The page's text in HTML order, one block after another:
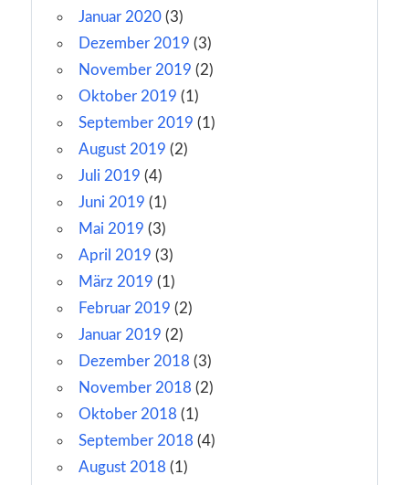
Januar 2020 (3)
Dezember 2019 (3)
November 2019 (2)
Oktober 2019 (1)
September 2019 (1)
August 2019 (2)
Juli 2019 (4)
Juni 2019 (1)
Mai 2019 (3)
April 2019 (3)
März 2019 (1)
Februar 2019 (2)
Januar 2019 (2)
Dezember 2018 (3)
November 2018 (2)
Oktober 2018 (1)
September 2018 (4)
August 2018 (1)